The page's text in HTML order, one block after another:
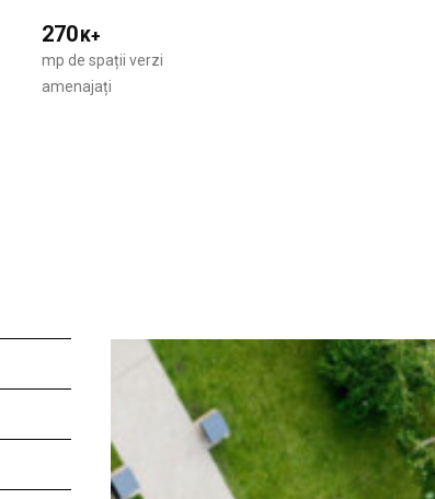
270K+
mp de spații verzi
amenajați